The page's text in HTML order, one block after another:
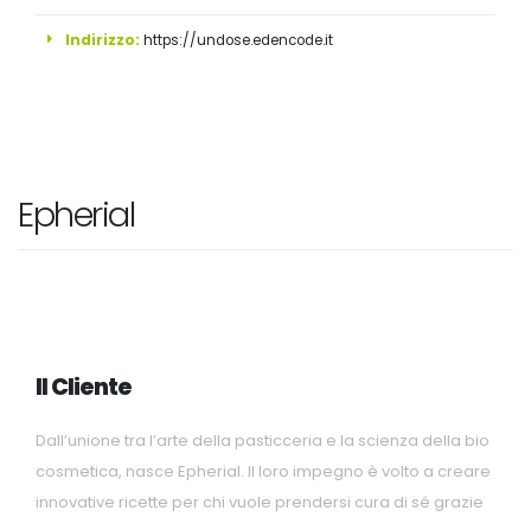
Indirizzo: https://undose.edencode.it
Epherial
Il Cliente
Dall’unione tra l’arte della pasticceria e la scienza della bio
cosmetica, nasce Epherial. Il loro impegno è volto a creare
innovative ricette per chi vuole prendersi cura di sé grazie